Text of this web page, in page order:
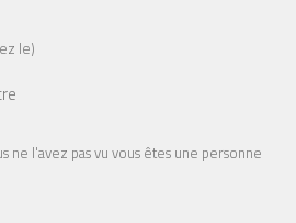
le)
ne l'avez pas vu vous êtes une personne